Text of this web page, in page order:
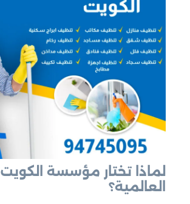
لماذا تختار مؤسسة الكويت
العالمية؟